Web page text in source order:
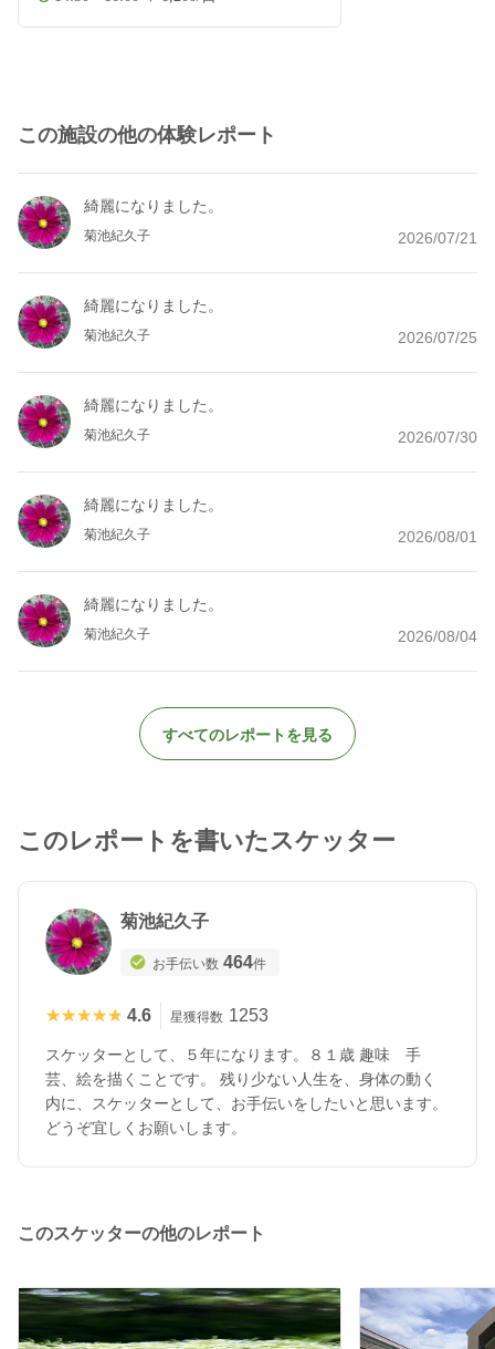
この施設の他の体験レポート
綺麗になりました。
菊池紀久子 2026/07/21
綺麗になりました。
菊池紀久子 2026/07/25
綺麗になりました。
菊池紀久子 2026/07/30
綺麗になりました。
菊池紀久子 2026/08/01
綺麗になりました。
菊池紀久子 2026/08/04
すべてのレポートを見る
このレポートを書いたスケッター
菊池紀久子
お手伝い数 464件
★★★★★
★★★★★ 4.6 星獲得数 1253
スケッターとして、５年になります。８１歳 趣味 手
芸、絵を描くことです。 残り少ない人生を、身体の動く
内に、スケッターとして、お手伝いをしたいと思います。
どうぞ宜しくお願いします。
このスケッターの他のレポート